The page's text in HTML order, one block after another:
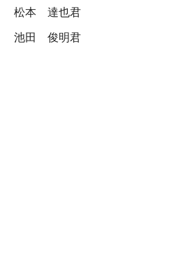
松本 達也君
池田 俊明君